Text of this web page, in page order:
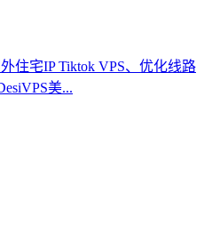
住宅IP Tiktok VPS、优化线路
美...